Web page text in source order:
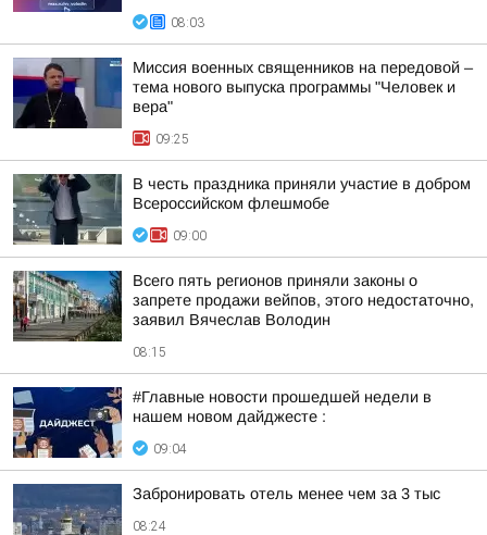
08:03
Миссия военных священников на передовой –
тема нового выпуска программы "Человек и
вера"
09:25
В честь праздника приняли участие в добром
Всероссийском флешмобе
09:00
Всего пять регионов приняли законы о
запрете продажи вейпов, этого недостаточно,
заявил Вячеслав Володин
08:15
#Главные новости прошедшей недели в
нашем новом дайджесте :
09:04
Забронировать отель менее чем за 3 тыс
08:24